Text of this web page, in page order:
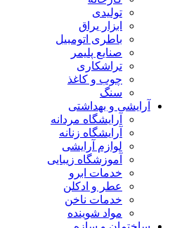
تولیدی
ابزار یراق
باطری اتومبیل
صنایع پلیمر
تراشکاری
چوب و کاغذ
سنگ
آرایشی و بهداشتی
آرایشگاه مردانه
آرایشگاه زنانه
لوازم آرایشی
آموزشگاه زیبایی
خدمات ابرو
عطر و ادکلن
خدمات ناخن
مواد شوینده